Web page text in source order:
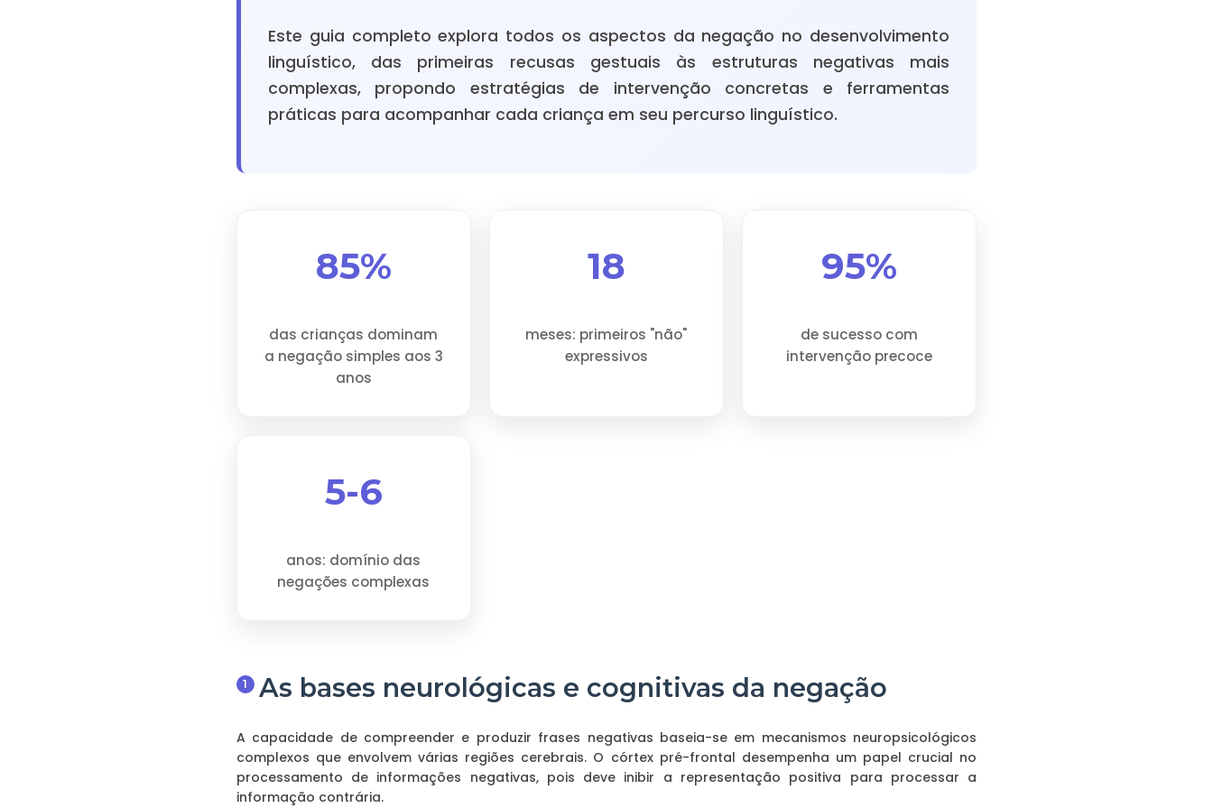
Este guia completo explora todos os aspectos da negação no desenvolvimento
linguístico, das primeiras recusas gestuais às estruturas negativas mais
complexas, propondo estratégias de intervenção concretas e ferramentas
práticas para acompanhar cada criança em seu percurso linguístico.
85%
das crianças dominam
a negação simples aos 3
anos
18
meses: primeiros "não"
expressivos
95%
de sucesso com
intervenção precoce
5-6
anos: domínio das
negações complexas
As bases neurológicas e cognitivas da negação
A capacidade de compreender e produzir frases negativas baseia-se em mecanismos neuropsicológicos
complexos que envolvem várias regiões cerebrais. O córtex pré-frontal desempenha um papel crucial no
processamento de informações negativas, pois deve inibir a representação positiva para processar a
informação contrária.